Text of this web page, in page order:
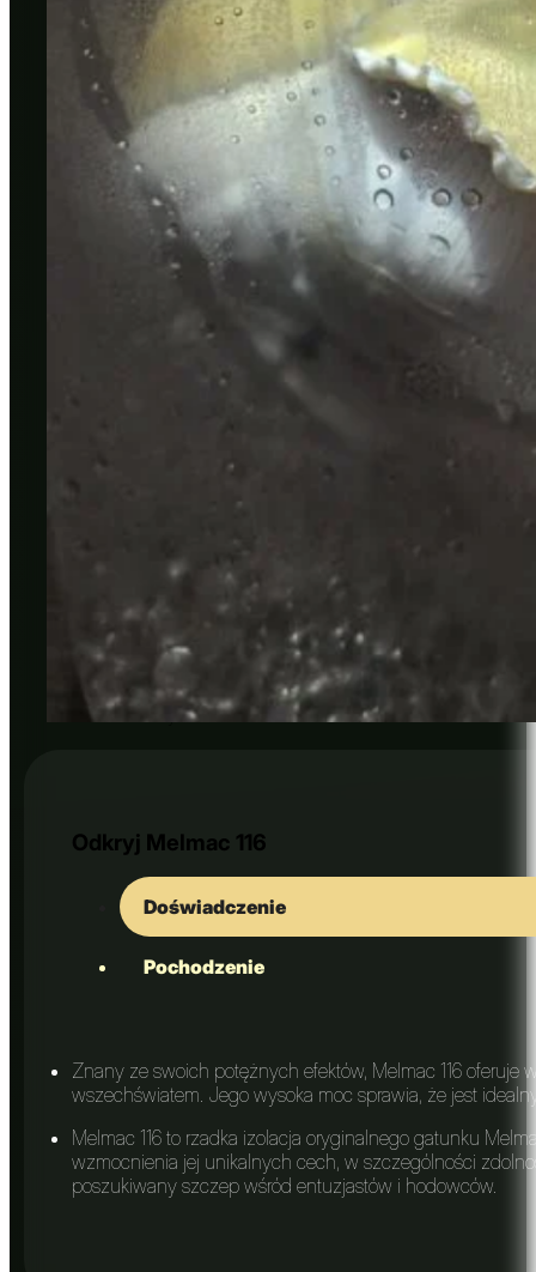
Golden Bluey Vuitton
Odkryj Melmac 116
Doświadczenie
Pochodzenie
Znany ze swoich potężnych efektów, Melmac 116 oferuje
wszechświatem. Jego wysoka moc sprawia, że jest
Melmac 116 to rzadka izolacja oryginalnego gatunku
wzmocnienia jej unikalnych cech, w szczególności
poszukiwany szczep wśród entuzjastów i hodowców.